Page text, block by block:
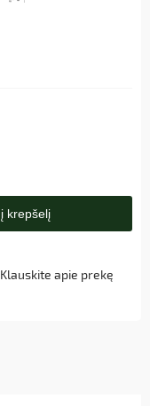
į krepšelį
Klauskite apie prekę